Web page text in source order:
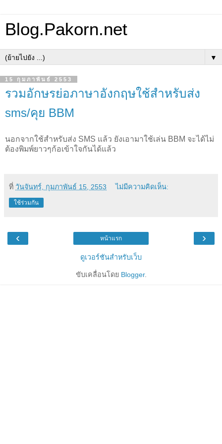
Blog.Pakorn.net
▼
15 กุมภาพันธ์ 2553
รวมอักษรย่อภาษาอังกฤษใช้สำหรับส่ง
sms/คุย BBM
นอกจากใช้สำหรับส่ง SMS แล้ว ยังเอามาใช้เล่น BBM จะได้ไม่
ต้องพิมพ์ยาวๆก้อเข้าใจกันได้แล้ว
ที่ วันจันทร์, กุมภาพันธ์ 15, 2553 ไม่มีความคิดเห็น:
ใช้ร่วมกัน
‹ ›
หน้าแรก
ดูเวอร์ชันสำหรับเว็บ
ขับเคลื่อนโดย Blogger.